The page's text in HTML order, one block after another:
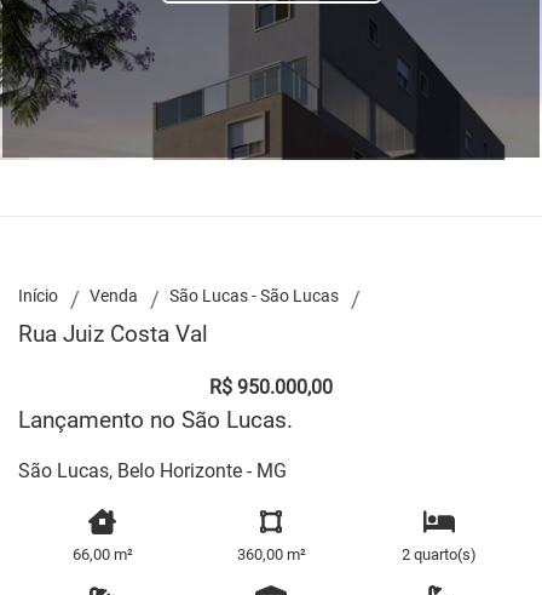
Início Venda São Lucas - São Lucas
Rua Juiz Costa Val
R$ 950.000,00
Lançamento no São Lucas.
São Lucas, Belo Horizonte - MG
66,00 m² 360,00 m² 2 quarto(s)